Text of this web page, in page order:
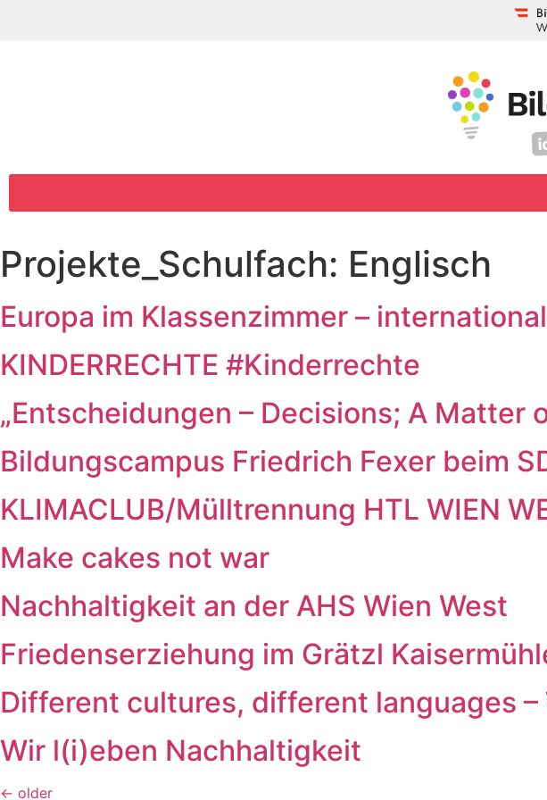
Projekte_Schulfach: Englisch
Europa im Klassenzimmer –
KINDERRECHTE #Kinderrechte
„Entscheidungen – Decisions; A Matter
Bildungscampus Friedrich Fexer beim
KLIMACLUB/​Mülltrennung HTL WIEN
Make cakes not war
Nachhaltigkeit an der AHS Wien West
Friedenserziehung im Grätzl
Different cultures, different languages –
Wir l(i)eben Nachhaltigkeit
← older